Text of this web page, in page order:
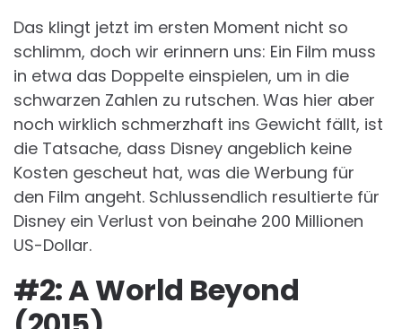
Das klingt jetzt im ersten Moment nicht so
schlimm, doch wir erinnern uns: Ein Film muss
in etwa das Doppelte einspielen, um in die
schwarzen Zahlen zu rutschen. Was hier aber
noch wirklich schmerzhaft ins Gewicht fällt, ist
die Tatsache, dass Disney angeblich keine
Kosten gescheut hat, was die Werbung für
den Film angeht. Schlussendlich resultierte für
Disney ein Verlust von beinahe 200 Millionen
US-Dollar.
#2: A World Beyond